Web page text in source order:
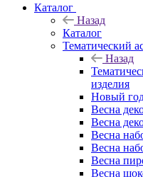
Каталог
Назад
Каталог
Тематический
Назад
изделия
Новый
Весна
Весна
Весна
Весна
Весна
Весна